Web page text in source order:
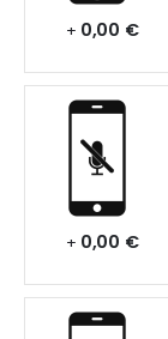
+ 0,00 €
+ 0,00 €